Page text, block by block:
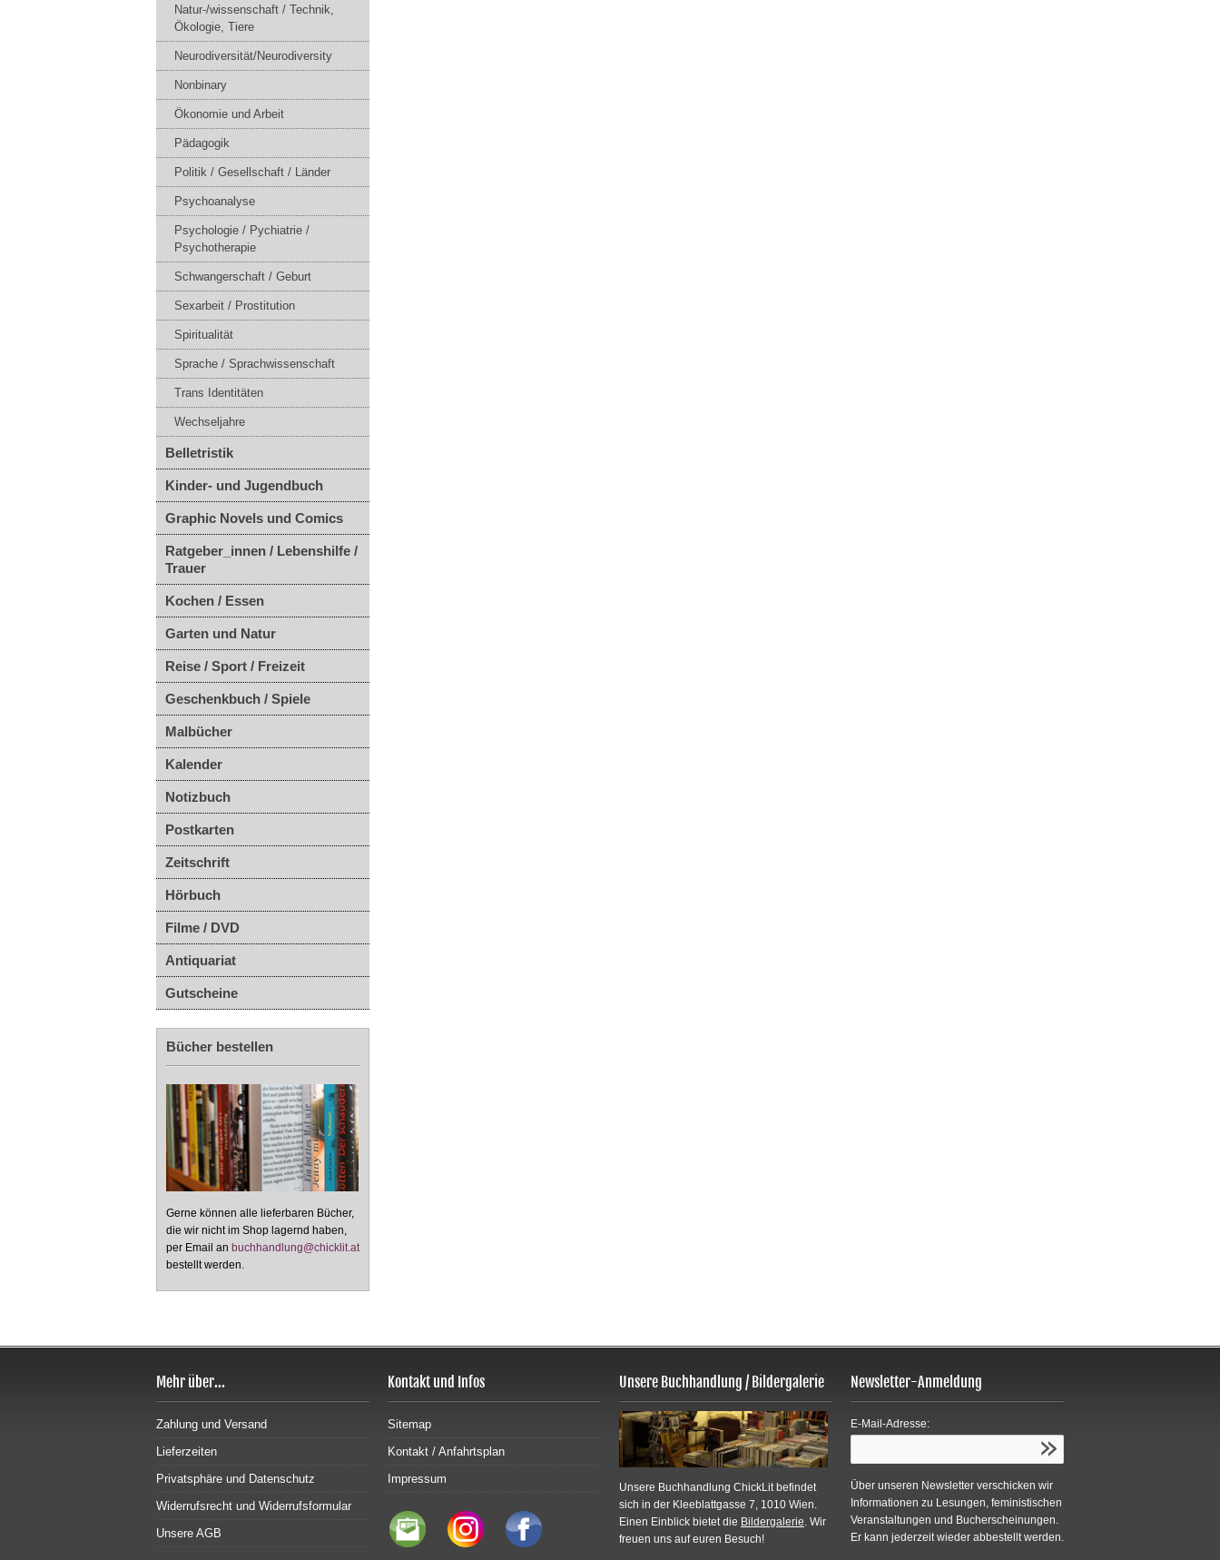
Natur-/wissenschaft / Technik,
Ökologie, Tiere
Neurodiversität/Neurodiversity
Nonbinary
Ökonomie und Arbeit
Pädagogik
Politik / Gesellschaft / Länder
Psychoanalyse
Psychologie / Pychiatrie /
Psychotherapie
Schwangerschaft / Geburt
Sexarbeit / Prostitution
Spiritualität
Sprache / Sprachwissenschaft
Trans Identitäten
Wechseljahre
Belletristik
Kinder- und Jugendbuch
Graphic Novels und Comics
Ratgeber_innen / Lebenshilfe /
Trauer
Kochen / Essen
Garten und Natur
Reise / Sport / Freizeit
Geschenkbuch / Spiele
Malbücher
Kalender
Notizbuch
Postkarten
Zeitschrift
Hörbuch
Filme / DVD
Antiquariat
Gutscheine
Bücher bestellen
Gerne können alle lieferbaren Bücher,
die wir nicht im Shop lagernd haben,
per Email an buchhandlung@chicklit.at
bestellt werden.
Mehr über...
Zahlung und Versand
Lieferzeiten
Privatsphäre und Datenschutz
Widerrufsrecht und Widerrufsformular
Unsere AGB
Kontakt und Infos
Sitemap
Kontakt / Anfahrtsplan
Impressum
Unsere Buchhandlung / Bildergalerie
Unsere Buchhandlung ChickLit befindet
sich in der Kleeblattgasse 7, 1010 Wien.
Einen Einblick bietet die Bildergalerie. Wir
freuen uns auf euren Besuch!
Newsletter-Anmeldung
E-Mail-Adresse:
Über unseren Newsletter verschicken wir
Informationen zu Lesungen, feministischen
Veranstaltungen und Bucherscheinungen.
Er kann jederzeit wieder abbestellt werden.